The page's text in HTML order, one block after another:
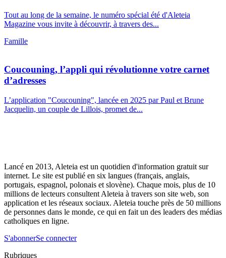
Tout au long de la semaine, le numéro spécial été d'Aleteia
Magazine vous invite à découvrir, à travers des...
Famille
Coucouning, l’appli qui révolutionne votre carnet
d’adresses
L’application "Coucouning", lancée en 2025 par Paul et Brune
Jacquelin, un couple de Lillois, promet de...
Lancé en 2013, Aleteia est un quotidien d'information gratuit sur
internet. Le site est publié en six langues (français, anglais,
portugais, espagnol, polonais et slovène). Chaque mois, plus de 10
millions de lecteurs consultent Aleteia à travers son site web, son
application et les réseaux sociaux. Aleteia touche près de 50 millions
de personnes dans le monde, ce qui en fait un des leaders des médias
catholiques en ligne.
S'abonnerSe connecter
Rubriques